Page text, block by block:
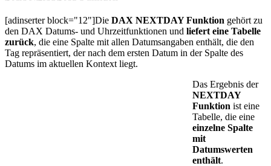
[adinserter block="12"]Die DAX NEXTDAY Funktion gehört zu
den DAX Datums- und Uhrzeitfunktionen und liefert eine Tabelle
zurück, die eine Spalte mit allen Datumsangaben enthält, die den
Tag repräsentiert, der nach dem ersten Datum in der Spalte des
Datums im aktuellen Kontext liegt.
Das Ergebnis der
NEXTDAY
Funktion ist eine
Tabelle, die eine
einzelne Spalte
mit
Datumswerten
enthält.